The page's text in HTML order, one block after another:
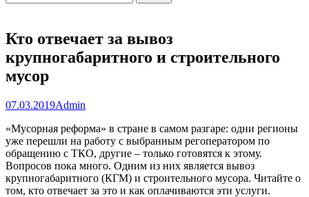
Кто отвечает за вывоз
крупногабаритного и строительного
мусор
07.03.2019Admin
«Мусорная реформа» в стране в самом разгаре: одни регионы
уже перешли на работу с выбранным регоператором по
обращению с ТКО, другие – только готовятся к этому.
Вопросов пока много. Одним из них является вывоз
крупногабаритного (КГМ) и строительного мусора. Читайте о
том, кто отвечает за это и как оплачиваются эти услуги.